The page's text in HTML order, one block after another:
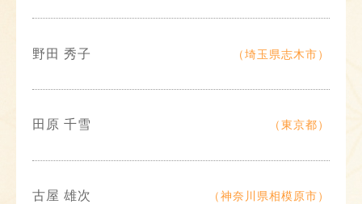
野田 秀子 （埼玉県志木市）
田原 千雪 （東京都）
古屋 雄次 （神奈川県相模原市）